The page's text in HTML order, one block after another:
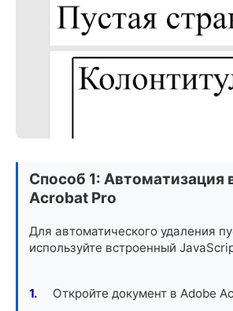
Способ 1: Автоматизация
Acrobat Pro
Для автоматического удаления
используйте встроенный
Откройте документ в Adobe